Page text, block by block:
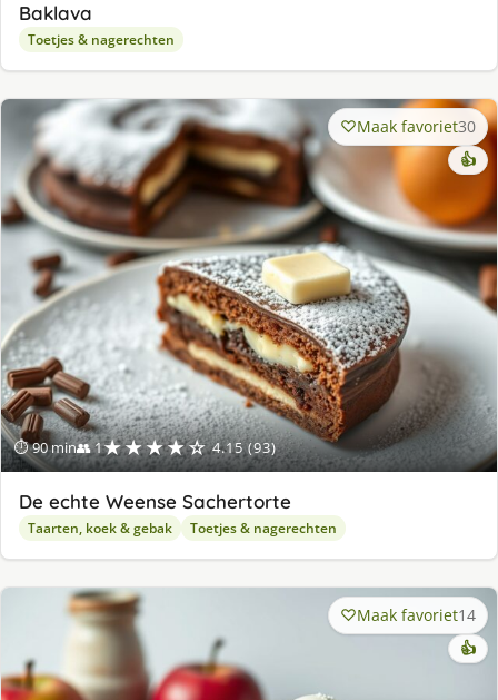
Baklava
Toetjes & nagerechten
⏱ 90 min👥 1★★★★☆ 4.15 (93)
Maak favoriet30
👍
De echte Weense Sachertorte
Taarten, koek & gebak Toetjes & nagerechten
Maak favoriet14
👍